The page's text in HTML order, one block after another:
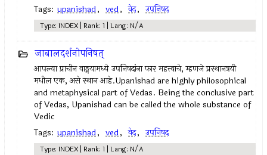
Tags: upanishad, ved, वेद, उपनिषद‌
Type: INDEX | Rank: 1 | Lang: N/A
जाबालदर्शनोपनिषत्
आपल्या प्राचीन वाङ्मयामध्ये उपनिषदांना फार महत्त्वाचे, म्हणजे प्रस्थानत्रयी
मधील एक, असे स्थान आहे.Upanishad are highly philosophical
and metaphysical part of Vedas. Being the conclusive part
of Vedas, Upanishad can be called the whole substance of
Vedic
Tags: upanishad, ved, वेद, उपनिषद‌
Type: INDEX | Rank: 1 | Lang: N/A